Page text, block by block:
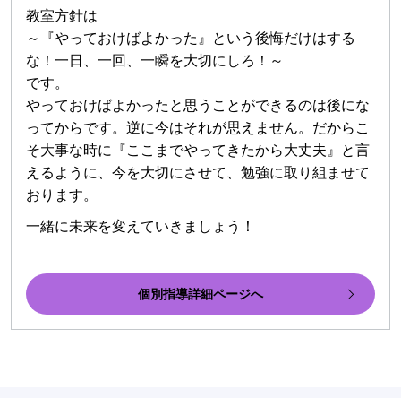
教室方針は
～『やっておけばよかった』という後悔だけはする
な！一日、一回、一瞬を大切にしろ！～
です。
やっておけばよかったと思うことができるのは後にな
ってからです。逆に今はそれが思えません。だからこ
そ大事な時に『ここまでやってきたから大丈夫』と言
えるように、今を大切にさせて、勉強に取り組ませて
おります。
一緒に未来を変えていきましょう！
個別指導詳細ページへ